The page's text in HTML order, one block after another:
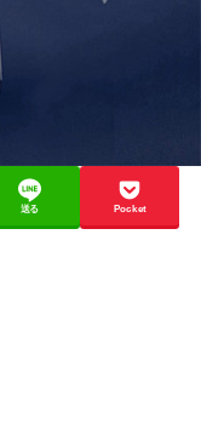
送る Pocket